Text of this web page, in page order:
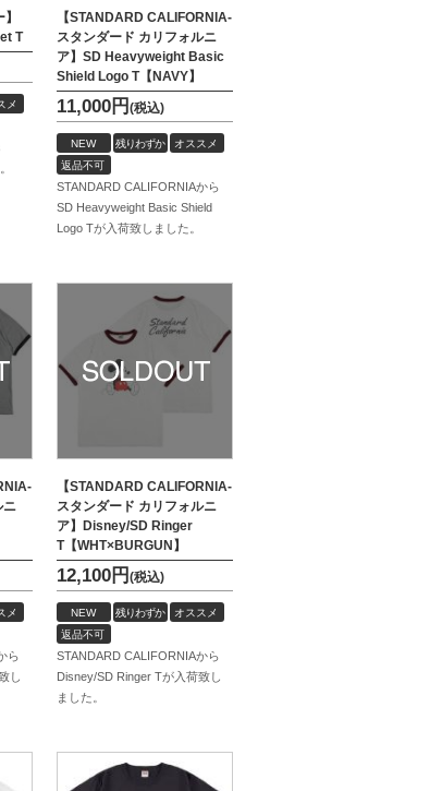
T
メ
【STANDARD CALIFORNIA-
スタンダード カリフォルニ
ア】SD Heavyweight Basic
Shield Logo T【NAVY】
11,000円 (税込)
NEW 残りわずか
オススメ
返品不可
STANDARD CALIFORNIAから
SD Heavyweight Basic Shield
Logo Tが入荷致しました。
ニ
メ
ら
し
【STANDARD CALIFORNIA-
スタンダード カリフォルニ
ア】Disney/SD Ringer
T【WHT×BURGUN】
12,100円 (税込)
NEW 残りわずか
オススメ
返品不可
STANDARD CALIFORNIAから
Disney/SD Ringer Tが入荷致し
ました。